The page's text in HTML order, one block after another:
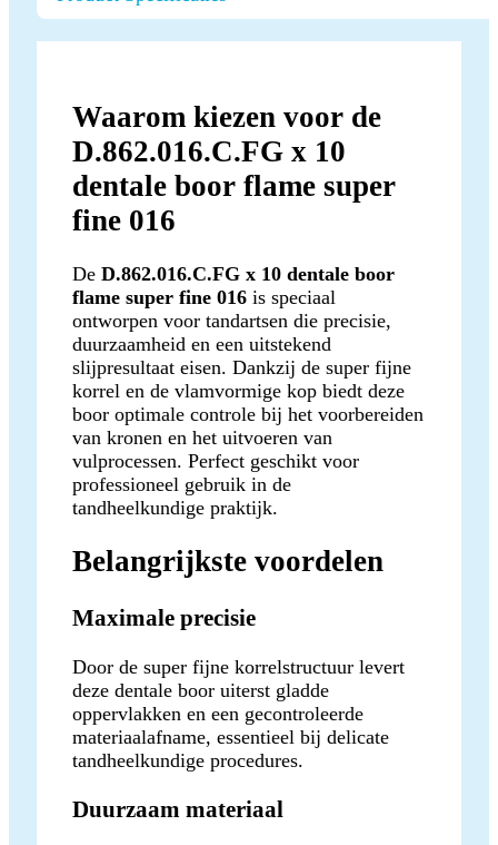
Waarom kiezen voor de
D.862.016.C.FG x 10
dentale boor flame super
fine 016
De D.862.016.C.FG x 10 dentale boor
flame super fine 016 is speciaal
ontworpen voor tandartsen die precisie,
duurzaamheid en een uitstekend
slijpresultaat eisen. Dankzij de super fijne
korrel en de vlamvormige kop biedt deze
boor optimale controle bij het voorbereiden
van kronen en het uitvoeren van
vulprocessen. Perfect geschikt voor
professioneel gebruik in de
tandheelkundige praktijk.
Belangrijkste voordelen
Maximale precisie
Door de super fijne korrelstructuur levert
deze dentale boor uiterst gladde
oppervlakken en een gecontroleerde
materiaalafname, essentieel bij delicate
tandheelkundige procedures.
Duurzaam materiaal